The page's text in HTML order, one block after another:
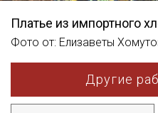
Платье из импортного
Фото от: Елизаветы
Другие